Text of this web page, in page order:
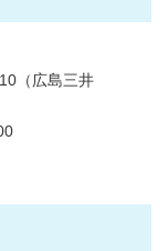
（広島三井